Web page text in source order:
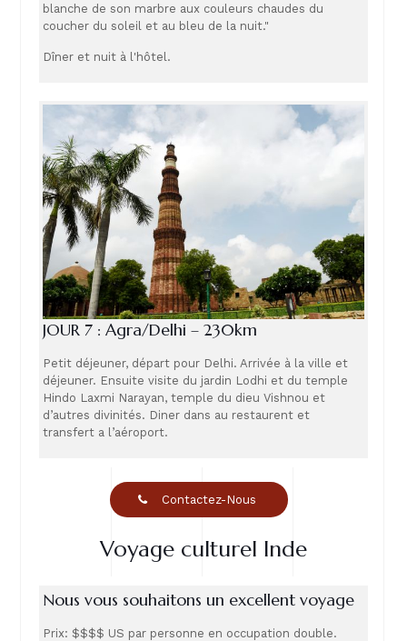
blanche de son marbre aux couleurs chaudes du
coucher du soleil et au bleu de la nuit."
Dîner et nuit à l'hôtel.
JOUR 7 : Agra/Delhi – 230km
Petit déjeuner, départ pour Delhi. Arrivée à la ville et
déjeuner. Ensuite visite du jardin Lodhi et du temple
Hindo Laxmi Narayan, temple du dieu Vishnou et
d’autres divinités. Diner dans au restaurent et
transfert a l’aéroport.
Contactez-Nous
Voyage culturel Inde
Nous vous souhaitons un excellent voyage
Prix: $$$$ US par personne en occupation double.